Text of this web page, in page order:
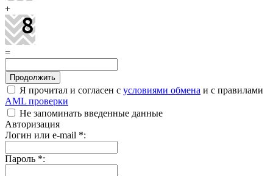
+
=
Я прочитал и согласен с условиями обмена и с правилами
AML проверки
Не запоминать введенные данные
Авторизация
Логин или e-mail *:
Пароль *: